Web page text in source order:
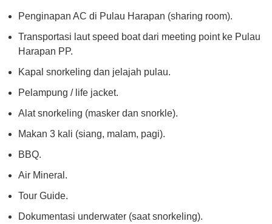
Penginapan AC di Pulau Harapan (sharing room).
Transportasi laut speed boat dari meeting point ke Pulau
Harapan PP.
Kapal snorkeling dan jelajah pulau.
Pelampung / life jacket.
Alat snorkeling (masker dan snorkle).
Makan 3 kali (siang, malam, pagi).
BBQ.
Air Mineral.
Tour Guide.
Dokumentasi underwater (saat snorkeling).